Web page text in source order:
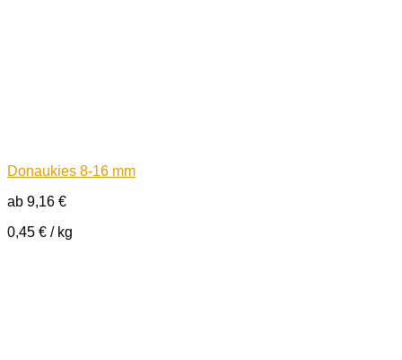
Donaukies 8-16 mm
ab 9,16 €
0,45 € / kg